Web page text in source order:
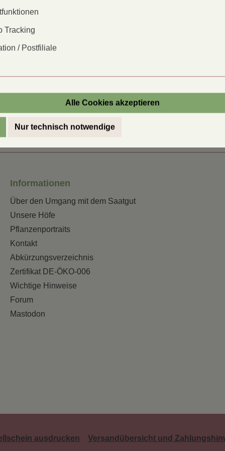
Informationen
Über den Umgang mit dem Saatgut
Unsere Höfe
Pflanzenportraits
Kontakt
Abkürzungsverzeichnis
Zertifikat DE-ÖKO-006
Wichtige Hinweise
Forum
Mastodon
ausdrucken Versandübersicht und
Tracking
/ Postfiliale
Alle Cookies akzeptieren
Nur technisch notwendige